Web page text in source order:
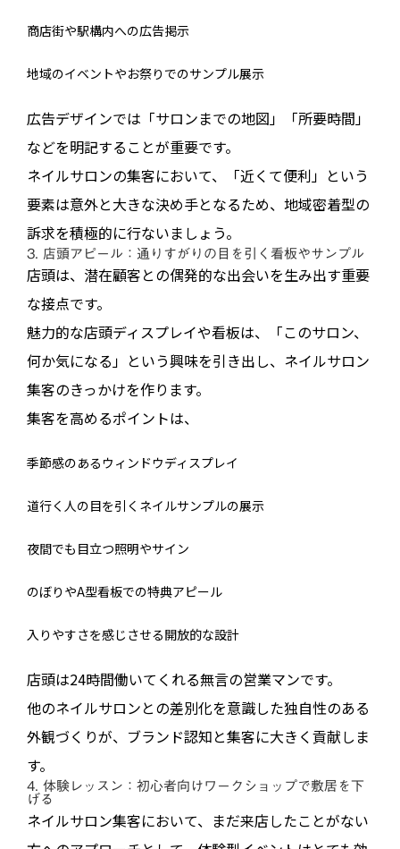
商店街や駅構内への広告掲示
地域のイベントやお祭りでのサンプル展示
広告デザインでは「サロンまでの地図」「所要時間」
などを明記することが重要です。
ネイルサロンの集客において、「近くて便利」という
要素は意外と大きな決め手となるため、地域密着型の
訴求を積極的に行ないましょう。
3. 店頭アピール：通りすがりの目を引く看板やサンプル
店頭は、潜在顧客との偶発的な出会いを生み出す重要
な接点です。
魅力的な店頭ディスプレイや看板は、「このサロン、
何か気になる」という興味を引き出し、ネイルサロン
集客のきっかけを作ります。
集客を高めるポイントは、
季節感のあるウィンドウディスプレイ
道行く人の目を引くネイルサンプルの展示
夜間でも目立つ照明やサイン
のぼりやA型看板での特典アピール
入りやすさを感じさせる開放的な設計
店頭は24時間働いてくれる無言の営業マンです。
他のネイルサロンとの差別化を意識した独自性のある
外観づくりが、ブランド認知と集客に大きく貢献しま
す。
4. 体験レッスン：初心者向けワークショップで敷居を下
げる
ネイルサロン集客において、まだ来店したことがない